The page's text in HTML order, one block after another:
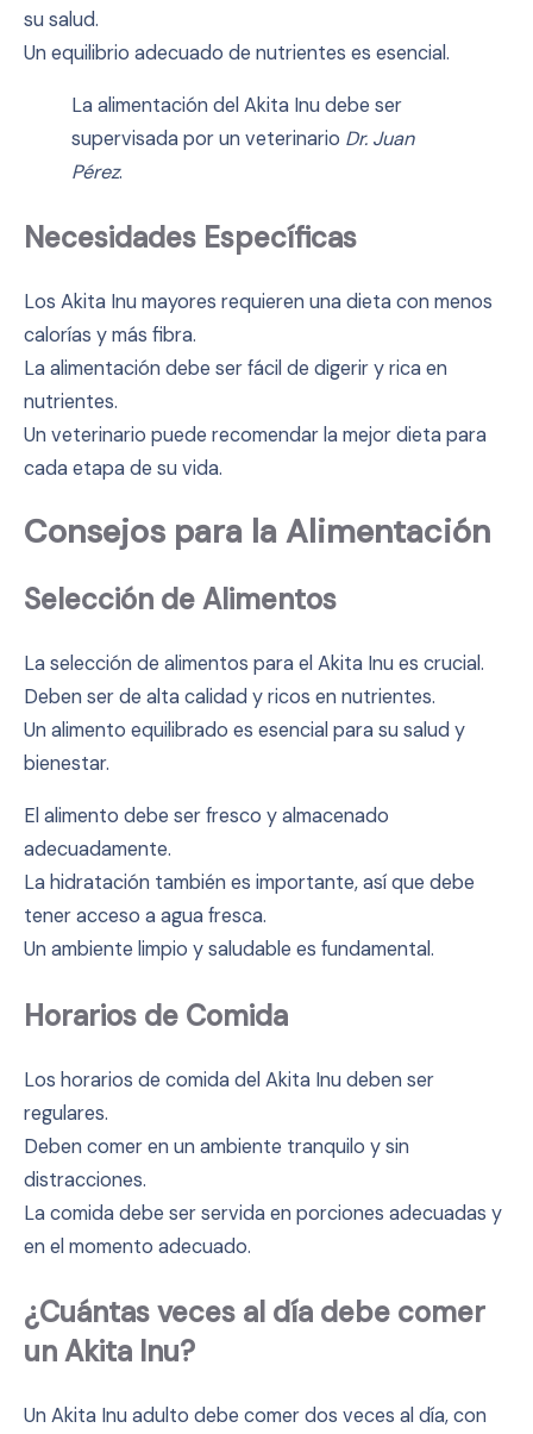
su salud.
Un equilibrio adecuado de nutrientes es esencial.
La alimentación del Akita Inu debe ser
supervisada por un veterinario Dr. Juan
Pérez.
Necesidades Específicas
Los Akita Inu mayores requieren una dieta con menos
calorías y más fibra.
La alimentación debe ser fácil de digerir y rica en
nutrientes.
Un veterinario puede recomendar la mejor dieta para
cada etapa de su vida.
Consejos para la Alimentación
Selección de Alimentos
La selección de alimentos para el Akita Inu es crucial.
Deben ser de alta calidad y ricos en nutrientes.
Un alimento equilibrado es esencial para su salud y
bienestar.
El alimento debe ser fresco y almacenado
adecuadamente.
La hidratación también es importante, así que debe
tener acceso a agua fresca.
Un ambiente limpio y saludable es fundamental.
Horarios de Comida
Los horarios de comida del Akita Inu deben ser
regulares.
Deben comer en un ambiente tranquilo y sin
distracciones.
La comida debe ser servida en porciones adecuadas y
en el momento adecuado.
¿Cuántas veces al día debe comer
un Akita Inu?
Un Akita Inu adulto debe comer dos veces al día, con